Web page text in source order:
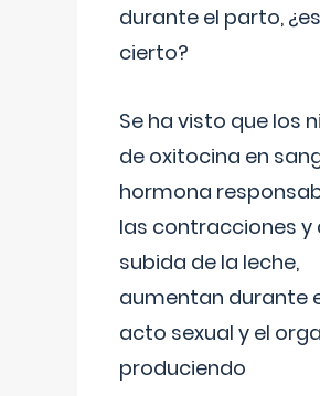
durante el parto, ¿es
cierto?
Se ha visto que los
de oxitocina en
hormona
las contracciones y
subida de la leche,
aumentan durante
acto sexual y el
produciendo